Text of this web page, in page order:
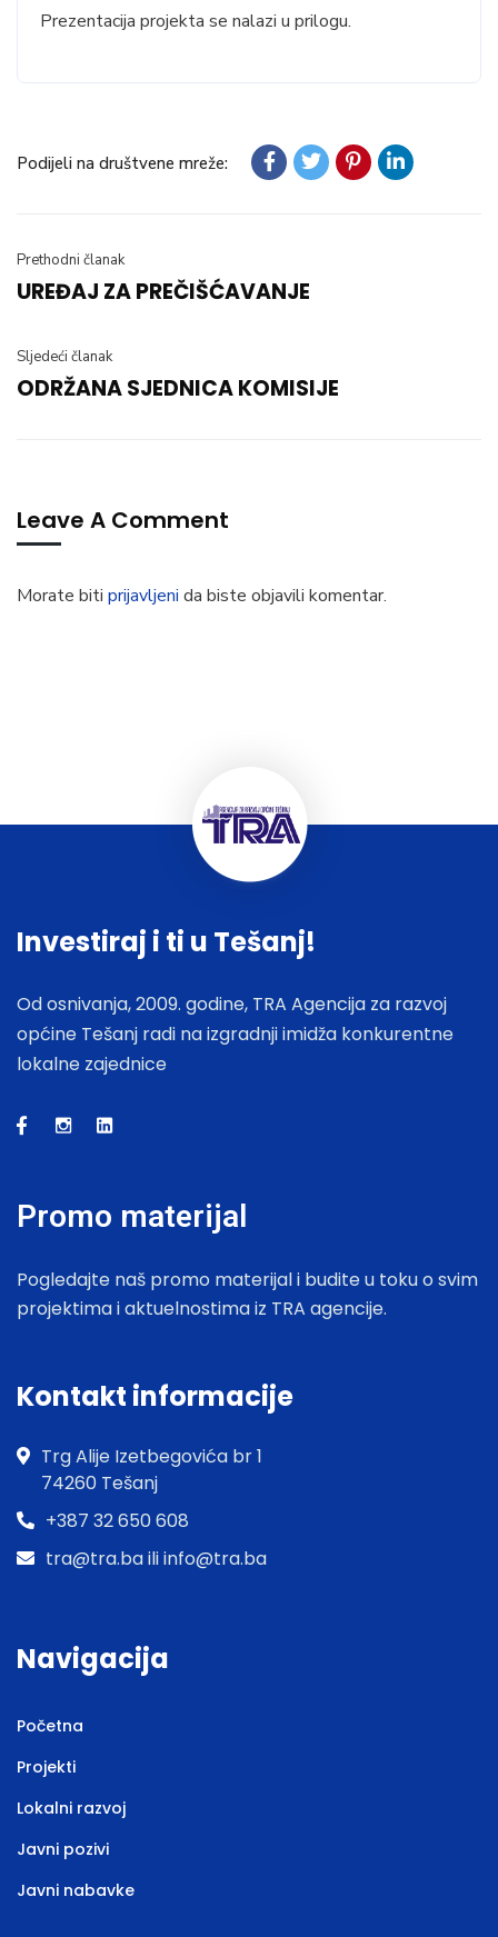
Prezentacija projekta se nalazi u prilogu.
Podijeli na društvene mreže:
Prethodni članak
UREĐAJ ZA PREČIŠĆAVANJE
Sljedeći članak
ODRŽANA SJEDNICA KOMISIJE
Leave A Comment
Morate biti prijavljeni da biste objavili komentar.
Investiraj i ti u Tešanj!
Od osnivanja, 2009. godine, TRA Agencija za razvoj
općine Tešanj radi na izgradnji imidža konkurentne
lokalne zajednice
Promo materijal
Pogledajte naš promo materijal i budite u toku o svim
projektima i aktuelnostima iz TRA agencije.
Kontakt informacije
Trg Alije Izetbegovića br 1
74260 Tešanj
+387 32 650 608
tra@tra.ba ili info@tra.ba
Navigacija
Početna
Projekti
Lokalni razvoj
Javni pozivi
Javni nabavke